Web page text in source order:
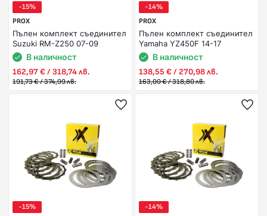
-15%
PROX
Пълен комплект съединител
Suzuki RM-Z250 07-09
В наличност
162,97 € / 318,74 лв.
191,73 € / 374,99 лв.
-14%
PROX
Пълен комплект съединител
Yamaha YZ450F 14-17
В наличност
138,55 € / 270,98 лв.
163,00 € / 318,80 лв.
-15%
-14%